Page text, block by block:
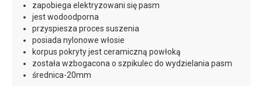
zapobiega elektryzowani się pasm
jest wodoodporna
przyspiesza proces suszenia
posiada nylonowe włosie
korpus pokryty jest ceramiczną powłoką
została wzbogacona o szpikulec do wydzielania pasm
średnica-20mm